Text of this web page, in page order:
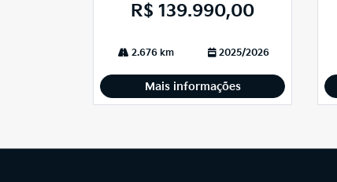
R$ 139.990,00
2.676 km 2025/2026
Mais informações